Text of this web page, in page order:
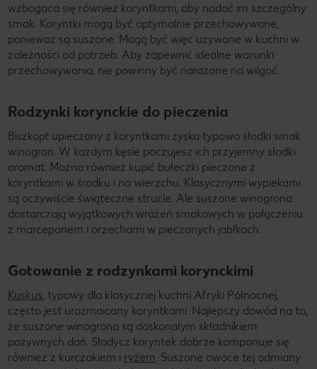
wzbogaca się również koryntkami, aby nadać im szczególny
smak. Koryntki mogą być optymalnie przechowywane,
ponieważ są suszone. Mogą być więc używane w kuchni w
zależności od potrzeb. Aby zapewnić idealne warunki
przechowywania, nie powinny być narażone na wilgoć.
Rodzynki korynckie do pieczenia
Biszkopt upieczony z koryntkami zyska typowo słodki smak
winogron. W każdym kęsie poczujesz ich przyjemny słodki
aromat. Można również kupić bułeczki pieczone z
koryntkami w środku i na wierzchu. Klasycznymi wypiekami
są oczywiście świąteczne strucle. Ale suszone winogrona
dostarczają wyjątkowych wrażeń smakowych w połączeniu
z marcepanem i orzechami w pieczonych jabłkach.
Gotowanie z rodzynkami korynckimi
Kuskus, typowy dla klasycznej kuchni Afryki Północnej,
często jest urozmaicany koryntkami. Najlepszy dowód na to,
że suszone winogrona są doskonałym składnikiem
pożywnych dań. Słodycz koryntek dobrze komponuje się
również z kurczakiem i ryżem. Suszone owoce tej odmiany